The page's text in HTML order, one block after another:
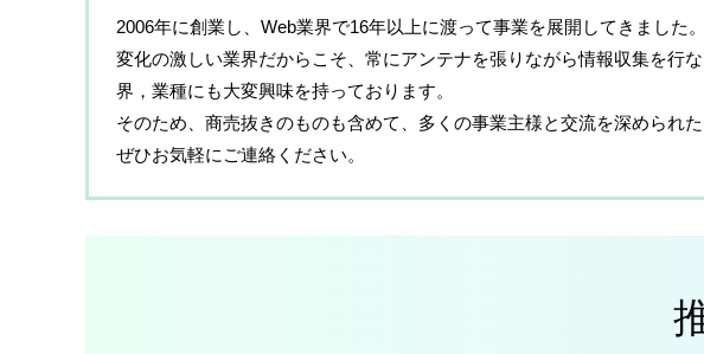
2006年に創業し、Web業界で16年以上に渡って事業を展開してきました。
変化の激しい業界だからこそ、常にアンテナを張りながら情報収集を行
界，業種にも大変興味を持っております。
そのため、商売抜きのものも含めて、多くの事業主様と交流を深められた
ぜひお気軽にご連絡ください。